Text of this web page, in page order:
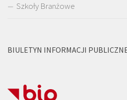
Szkoły Branżowe
BIULETYN INFORMACJI